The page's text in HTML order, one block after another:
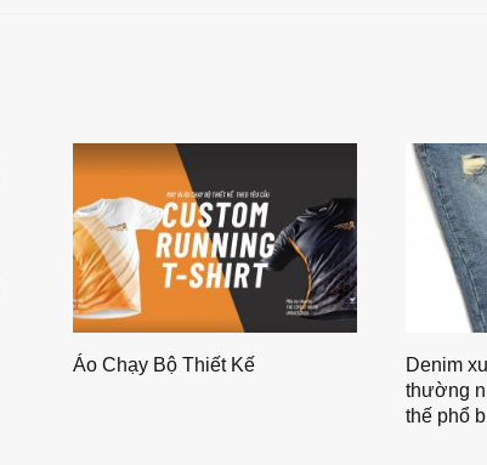
Áo Chạy Bộ Thiết Kế
Denim
thường
thế phổ